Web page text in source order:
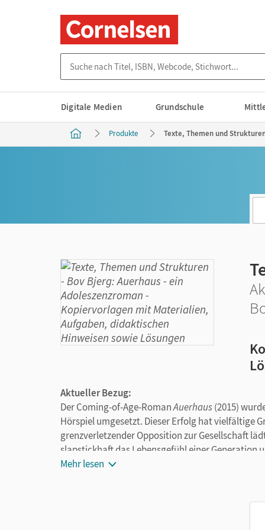
Digitale Medien Grundschule
Produkte Texte, Themen und
Aktueller Bezug:
Der Coming-of-Age-RomanAuerhaus(2015)
Hörspiel umgesetzt. Dieser Erfolg hat vielfältige
grenzverletzender Opposition zur Gesellschaft
slapstickhaft das Lebensgefühl einer Generation
Intermediale Bezüge – vor allem zu Liedern,
Oberstufenunterricht wiederum wird sie als
Materialien sollen dem entgegenwirken: Die
Mehr lesen